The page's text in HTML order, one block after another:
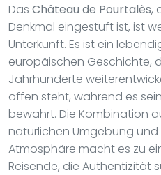
Das Château de Pourtalès,
Denkmal eingestuft ist, ist
Unterkunft. Es ist ein
europäischen Geschichte,
Jahrhunderte
offen steht, während es
bewahrt. Die Kombination
natürlichen Umgebung und
Atmosphäre macht es zu
Reisende, die Authentizität